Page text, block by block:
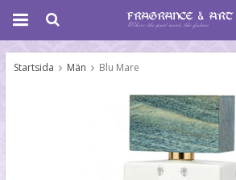
Startsida Män Blu Mare